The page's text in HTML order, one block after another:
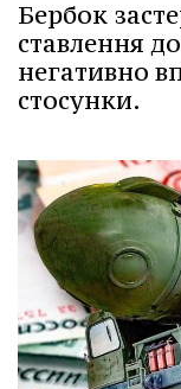
Бербок
ставлення
негативно
стосунки.